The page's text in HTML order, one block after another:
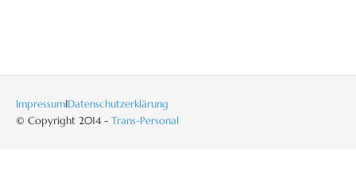
ImpressumIDatenschutzerklärung
© Copyright 2014 - Trans-Personal